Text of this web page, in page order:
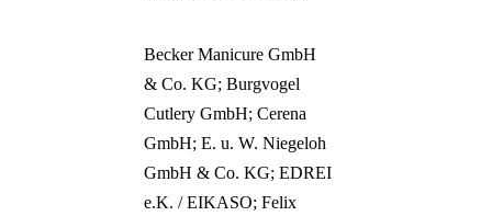
Becker Manicure GmbH
& Co. KG; Burgvogel
Cutlery GmbH; Cerena
GmbH; E. u. W. Niegeloh
GmbH & Co. KG; EDREI
e.K. / EIKASO; Felix